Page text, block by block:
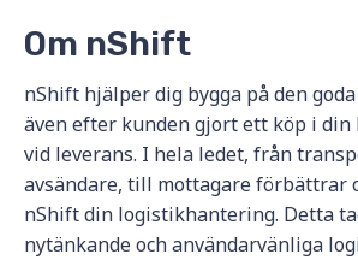
Om nShift
nShift hjälper dig bygga på den
även efter kunden gjort ett köp i
vid leverans. I hela ledet, från
avsändare, till mottagare förbättrar
nShift din logistikhantering. Detta
nytänkande och användarvänliga